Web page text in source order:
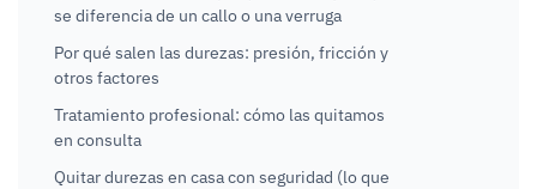
se diferencia de un callo o una verruga
Por qué salen las durezas: presión, fricción y
otros factores
Tratamiento profesional: cómo las quitamos
en consulta
Quitar durezas en casa con seguridad (lo que